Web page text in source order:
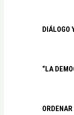
DIÁLOGO
“LA